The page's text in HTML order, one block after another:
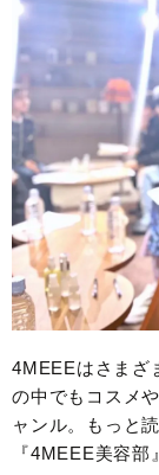
4MEEEはさまざ
の中でもコスメ
ャンル。もっと
『4MEEE美容